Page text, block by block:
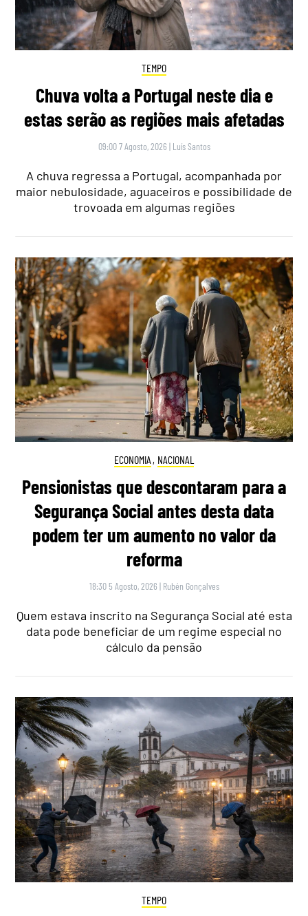
TEMPO
Chuva volta a Portugal neste dia e
estas serão as regiões mais afetadas
09:00 7 Agosto, 2026 | Luís Santos
A chuva regressa a Portugal, acompanhada por
maior nebulosidade, aguaceiros e possibilidade de
trovoada em algumas regiões
ECONOMIA , NACIONAL
Pensionistas que descontaram para a
Segurança Social antes desta data
podem ter um aumento no valor da
reforma
18:30 5 Agosto, 2026 | Rubén Gonçalves
Quem estava inscrito na Segurança Social até esta
data pode beneficiar de um regime especial no
cálculo da pensão
TEMPO